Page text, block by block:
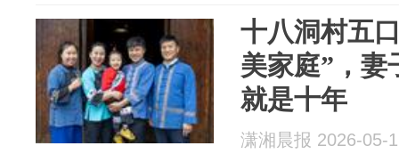
十八洞村五
美家庭”，妻
就是十年
潇湘晨报 2026-05-